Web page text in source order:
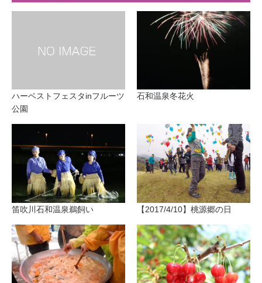
ハーベストフェスタinフルーツ
公園
石和温泉冬花火
笛吹川石和温泉鵜飼い 【2017/4/10】桃源郷の日